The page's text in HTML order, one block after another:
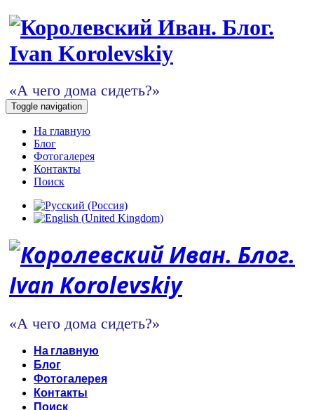
«А чего дома сидеть?»
Toggle navigation
На главную
Блог
Фотогалерея
Контакты
Поиск
«А чего дома сидеть?»
На главную
Блог
Фотогалерея
Контакты
Поиск